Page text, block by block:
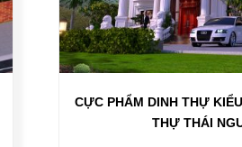
CỰC PHẨM DINH THỰ
THỰ THÁI